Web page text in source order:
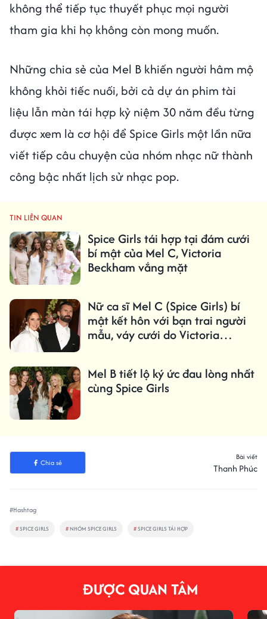
không thể tiếp tục thuyết phục mọi người
tham gia khi họ không còn mong muốn.
Những chia sẻ của Mel B khiến người hâm mộ
không khỏi tiếc nuối, bởi cả dự án phim tài
liệu lẫn màn tái hợp kỷ niệm 30 năm đều từng
được xem là cơ hội để Spice Girls một lần nữa
viết tiếp câu chuyện của nhóm nhạc nữ thành
công bậc nhất lịch sử nhạc pop.
TIN LIÊN QUAN
Spice Girls tái hợp tại đám cưới
bí mật của Mel C, Victoria
Beckham vắng mặt
Nữ ca sĩ Mel C (Spice Girls) bí
mật kết hôn với bạn trai người
mẫu, váy cưới do Victoria
Mel B tiết lộ ký ức đau lòng nhất
cùng Spice Girls
Chia sẻ
Bài viết
Thanh Phúc
#Hashtag
#SPICE GIRLS # NHÓM SPICE GIRLS #SPICE GIRLS TÁI HỢP
ĐƯỢC QUAN TÂM